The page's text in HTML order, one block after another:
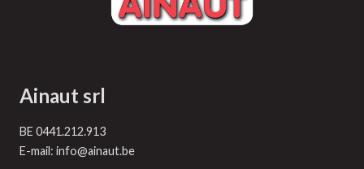
Ainaut srl
BE 0441.212.913
E-mail: info@ainaut.be